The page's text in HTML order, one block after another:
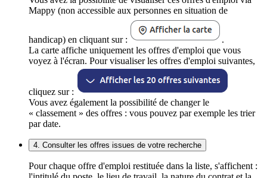
Mappy (non accessible aux personnes en situation de
handicap) en cliquant sur :
.
La carte affiche uniquement les offres d'emploi que vous
voyez à l'écran. Pour visualiser les offres d'emploi suivantes,
cliquez sur :
Vous avez également la possibilité de changer le
« classement » des offres : vous pouvez par exemple les trier
par date.
4. Consulter les offres issues de votre recherche
Pour chaque offre d'emploi restituée dans la liste, s'affichent :